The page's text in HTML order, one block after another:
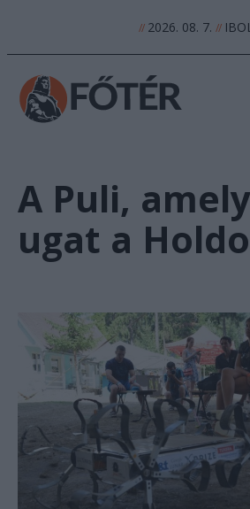
//2026. 08. 7. //
A Puli,
ugat a